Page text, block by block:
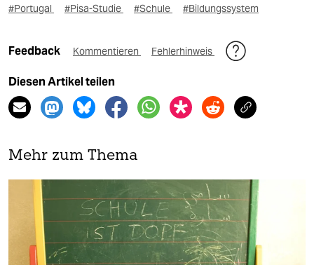
#Portugal #Pisa-Studie #Schule #Bildungssystem
Feedback Kommentieren Fehlerhinweis
Diesen Artikel teilen
Mehr zum Thema